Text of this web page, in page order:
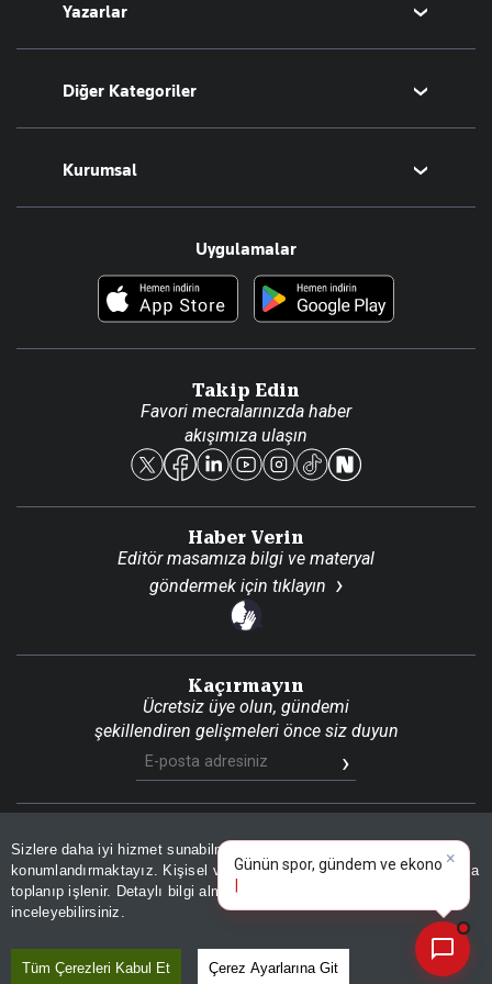
Sizlere daha iyi hizmet sunabilmek adına sitemizde
konumlandırmaktayız. Kişisel verileriniz, KVKK ve GDPR kapsamında
toplanıp işlenir. Detaylı bilgi almak için
inceleyebilirsiniz.
Tüm Çerezleri Kabul Et Çerez Ayarlarına Git
Tarih
Sesli Yayınlar
Yazarlar
Bugünün Yazarları
Tüm Yazarlar
Diğer Kategoriler
Magazin
Teknoloji
Resmî Ilanlar
Foto Haber
Kurumsal
Hakkımızda
Künye
Reklam Ver
Uygulamalar
Takip Edin
Favori mecralarınızda haber
akışımıza ulaşın
Haber Verin
Editör masamıza bilgi ve materyal
göndermek için tıklayın
Kaçırmayın
Ücretsiz üye olun, gündemi
şekillendiren gelişmeleri önce siz duyun
© 2026 İhlas Medya Grubu. Tüm Hakları Saklıdır
Son DakikaSite HaritasıRSSKVKK Aydınlatma Metni
Gizlilik PolitikasıÇerez Politikası ×
Günün spor, gündem ve